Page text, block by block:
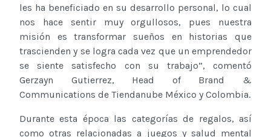
les ha beneficiado en su desarrollo personal, lo cual
nos hace sentir muy orgullosos, pues nuestra
misión es transformar sueños en historias que
trascienden y se logra cada vez que un emprendedor
se siente satisfecho con su trabajo”, comentó
Gerzayn Gutierrez, Head of Brand &
Communications de Tiendanube México y Colombia.
Durante esta época las categorías de regalos, así
como otras relacionadas a juegos y salud mental